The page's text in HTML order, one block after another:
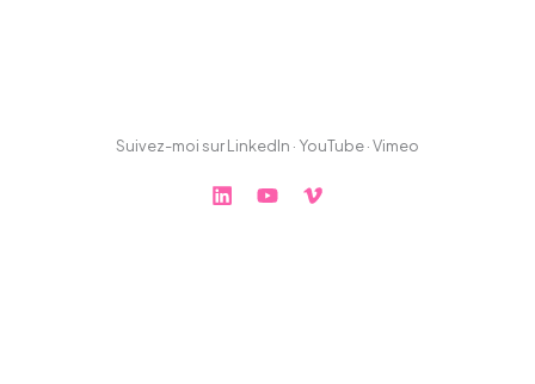
Suivez-moi sur LinkedIn · YouTube · Vimeo